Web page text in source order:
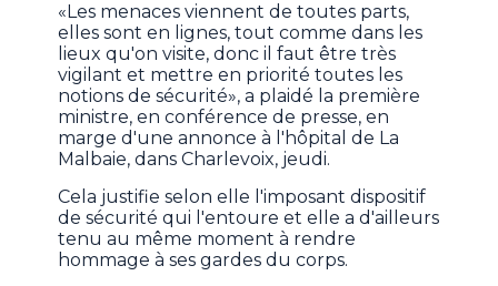
«Les menaces viennent de toutes parts,
elles sont en lignes, tout comme dans les
lieux qu'on visite, donc il faut être très
vigilant et mettre en priorité toutes les
notions de sécurité», a plaidé la première
ministre, en conférence de presse, en
marge d'une annonce à l'hôpital de La
Malbaie, dans Charlevoix, jeudi.
Cela justifie selon elle l'imposant dispositif
de sécurité qui l'entoure et elle a d'ailleurs
tenu au même moment à rendre
hommage à ses gardes du corps.